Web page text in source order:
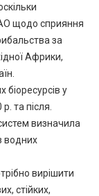
щодо сприяння
за
Африки,
біоресурсів у
та після.
визначила
водних
вирішити
стійких,